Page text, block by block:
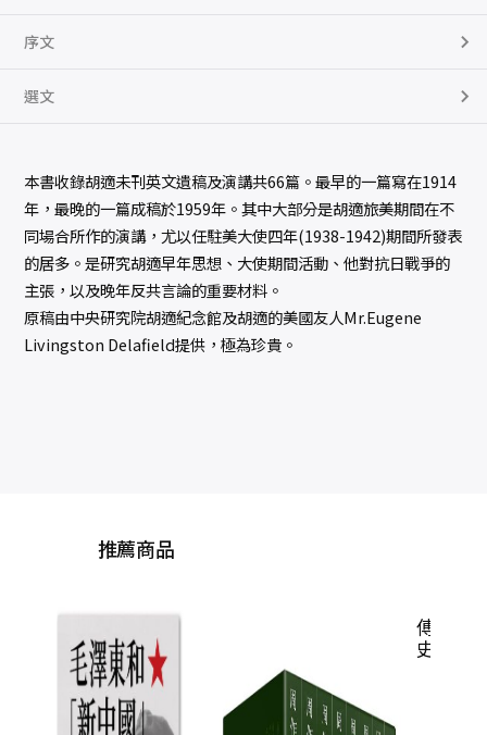
序文
選文
本書收錄胡適未刊英文遺稿及演講共66篇。最早的一篇寫在1914
年，最晚的一篇成稿於1959年。其中大部分是胡適旅美期間在不
同場合所作的演講，尤以任駐美大使四年(1938-1942)期間所發表
的居多。是研究胡適早年思想、大使期間活動、他對抗日戰爭的
主張，以及晚年反共言論的重要材料。
原稿由中央研究院胡適紀念館及胡適的美國友人Mr.Eugene
Livingston Delafield提供，極為珍貴。
推薦商品
傅斯年：中國近代歷
史與政治中的個體生
命（精裝）
王汎森
NT$850
NT$ 672